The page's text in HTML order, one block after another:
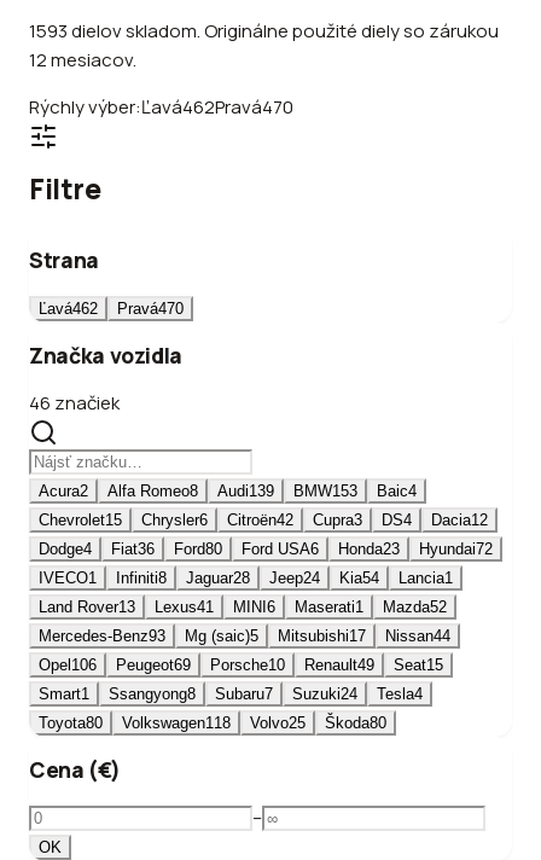
1593dielovskladom.Originálne použité diely so zárukou
12 mesiacov.
Rýchly výber:Ľavá462Pravá470
Filtre
Strana
Ľavá462 Pravá470
Značka vozidla
46 značiek
Acura2 Alfa Romeo8 Audi139 BMW153 Baic4
Chevrolet15 Chrysler6 Citroën42 Cupra3 DS4 Dacia12
Dodge4 Fiat36 Ford80 Ford USA6 Honda23 Hyundai72
IVECO1 Infiniti8 Jaguar28 Jeep24 Kia54 Lancia1
Land Rover13 Lexus41 MINI6 Maserati1 Mazda52
Mercedes-Benz93 Mg (saic)5 Mitsubishi17 Nissan44
Opel106 Peugeot69 Porsche10 Renault49 Seat15
Smart1 Ssangyong8 Subaru7 Suzuki24 Tesla4
Toyota80 Volkswagen118 Volvo25 Škoda80
Cena (€)
–
OK